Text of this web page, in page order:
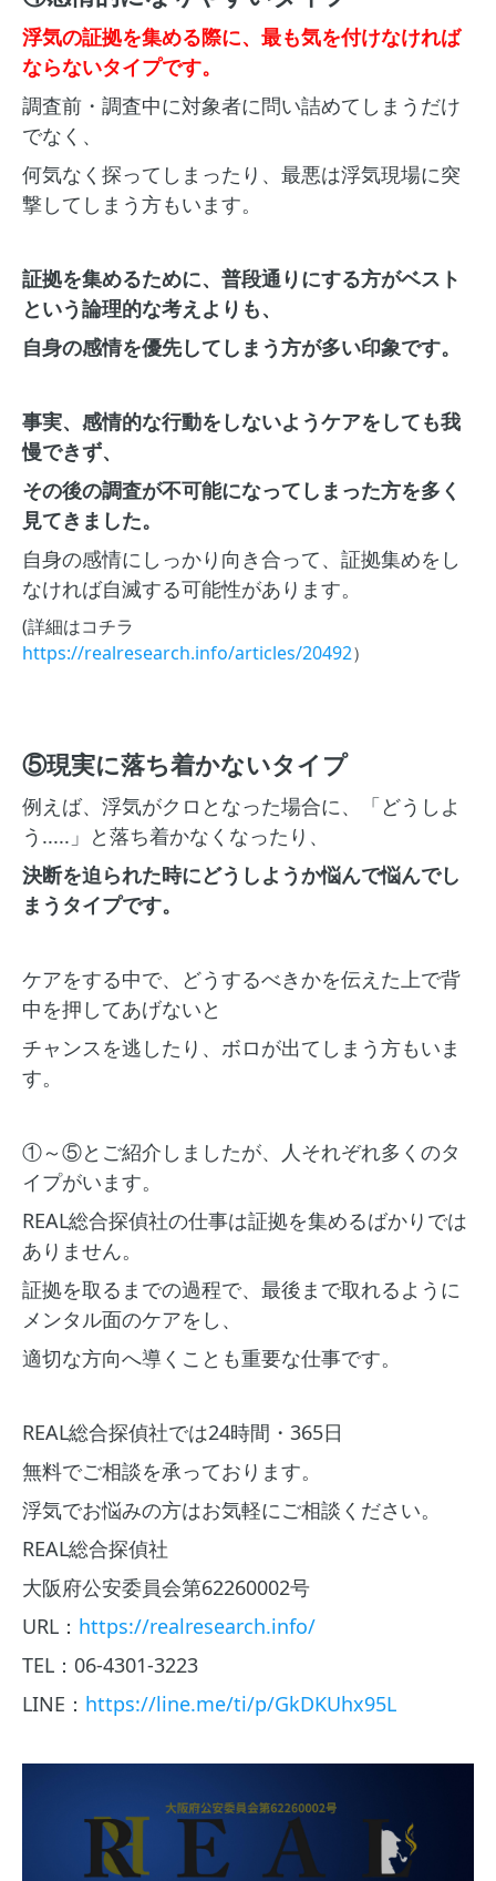
浮気の証拠を集める際に、最も気を付けなければ
ならないタイプです。
調査前・調査中に対象者に問い詰めてしまうだけ
でなく、
何気なく探ってしまったり、最悪は浮気現場に突
撃してしまう方もいます。
証拠を集めるために、普段通りにする方がベスト
という論理的な考えよりも、
自身の感情を優先してしまう方が多い印象です。
事実、感情的な行動をしないようケアをしても我
慢できず、
その後の調査が不可能になってしまった方を多く
見てきました。
自身の感情にしっかり向き合って、証拠集めをし
なければ自滅する可能性があります。
(詳細はコチラ
https://realresearch.info/articles/20492）
⑤現実に落ち着かないタイプ
例えば、浮気がクロとなった場合に、「どうしよ
う.....」と落ち着かなくなったり、
決断を迫られた時にどうしようか悩んで悩んでし
まうタイプです。
ケアをする中で、どうするべきかを伝えた上で背
中を押してあげないと
チャンスを逃したり、ボロが出てしまう方もいま
す。
①～⑤とご紹介しましたが、人それぞれ多くのタ
イプがいます。
REAL総合探偵社の仕事は証拠を集めるばかりでは
ありません。
証拠を取るまでの過程で、最後まで取れるように
メンタル面のケアをし、
適切な方向へ導くことも重要な仕事です。
REAL総合探偵社では24時間・365日
無料でご相談を承っております。
浮気でお悩みの方はお気軽にご相談ください。
REAL総合探偵社
大阪府公安委員会第62260002号
URL： https://realresearch.info/
TEL：06-4301-3223
LINE： https://line.me/ti/p/GkDKUhx95L